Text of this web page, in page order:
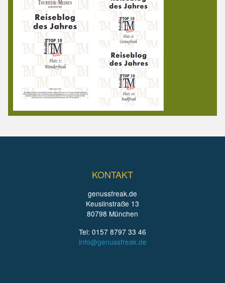
KONTAKT
genussfreak.de
Keuslinstraße 13
80798 München
Tel: 0157 8797 33 46
info@genussfreak.de